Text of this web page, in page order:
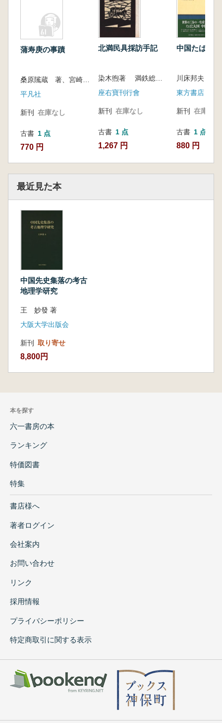
蒲寿庚の事蹟
平凡社
新刊 在庫なし
古書 1 点
770 円
北満民具採訪手記
座右寶刊行會
新刊 在庫なし
古書 1 点
1,267 円
中国たばこ
川床邦夫
東方書店
新刊 在庫なし
古書 1 点
880 円
最近見た本
中国先史集落の考古
地理学研究
王 妙發 著
大阪大学出版会
新刊 取り寄せ
8,800円
本を探す
六一書房の本
ランキング
特価図書
特集
書店様へ
著者ログイン
会社案内
お問い合わせ
リンク
採用情報
プライバシーポリシー
特定商取引に関する表示